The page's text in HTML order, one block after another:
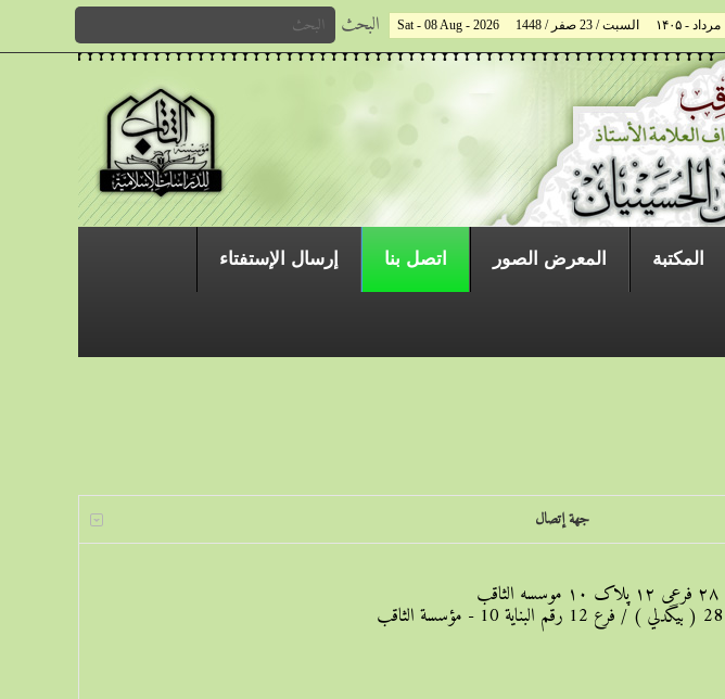
البحث السبت / 23 صفر / 1448 Sat - 08 Aug - 2026
المكتبة المعرض الصور اتصل بنا إرسال الإستفتاء
جهة إتصال